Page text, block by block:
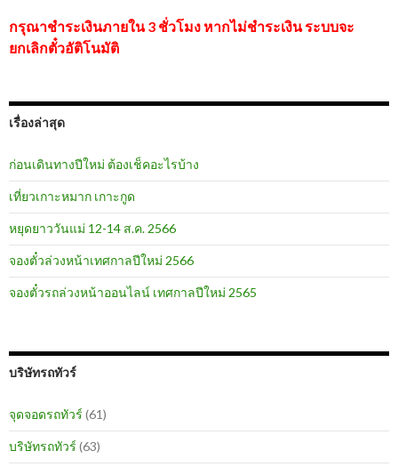
กรุณาชำระเงินภายใน 3 ชั่วโมง หากไม่ชำระเงิน ระบบจะ
ยกเลิกตั๋วอัติโนมัติ
เรื่องล่าสุด
ก่อนเดินทางปีใหม่ ต้องเช็คอะไรบ้าง
เที่ยวเกาะหมาก เกาะกูด
หยุดยาววันแม่ 12-14 ส.ค. 2566
จองตั๋วล่วงหน้าเทศกาลปีใหม่ 2566
จองตั๋วรถล่วงหน้าออนไลน์ เทศกาลปีใหม่ 2565
บริษัทรถทัวร์
จุดจอดรถทัวร์ (61)
บริษัทรถทัวร์ (63)